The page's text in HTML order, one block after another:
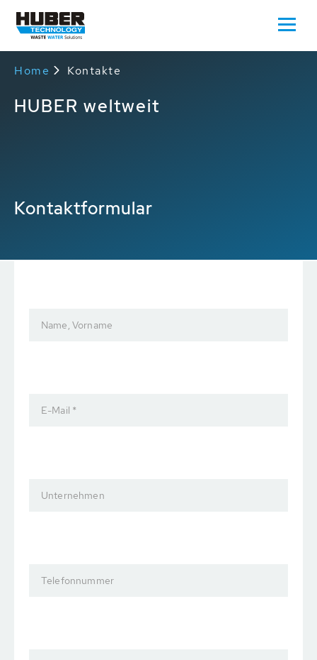
Home Kontakte
HUBER weltweit
Kontaktformular
Name, Vorname
E-Mail *
Unternehmen
Telefonnummer